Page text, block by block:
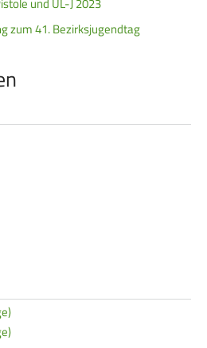
zum 41. Bezirksjugendtag